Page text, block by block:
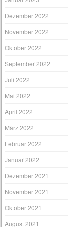
Dezember 2022
November 2022
Oktober 2022
September 2022
Juli 2022
Mai 2022
April 2022
März 2022
Februar 2022
Januar 2022
Dezember 2021
November 2021
Oktober 2021
August 2021